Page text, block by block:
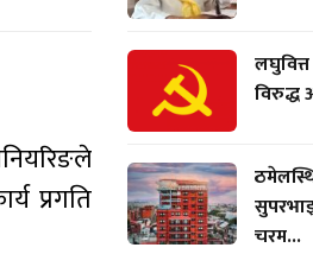
प्रगति
विरुद्ध
चरम...